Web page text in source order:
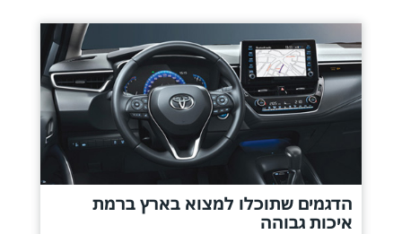
הדגמים שתוכלו למצוא בארץ ברמת
איכות גבוהה